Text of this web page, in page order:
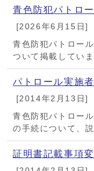
青色防犯パトロ
[2026年6月15日]
青色防犯パトロー
ついて掲載していま
パトロール実施
[2014年2月13日]
青色防犯パトロー
の手続について、
証明書記載事項